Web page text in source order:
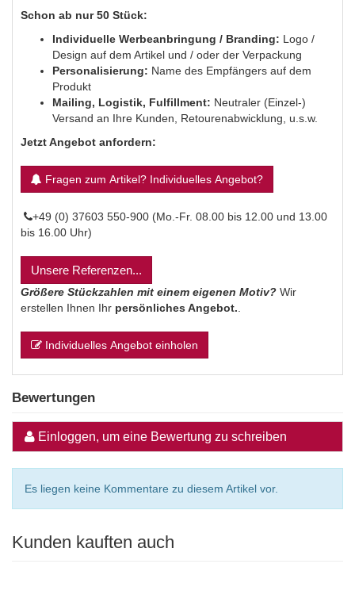
Schon ab nur 50 Stück:
Individuelle Werbeanbringung / Branding: Logo /
Design auf dem Artikel und / oder der Verpackung
Personalisierung: Name des Empfängers auf dem
Produkt
Mailing, Logistik, Fulfillment: Neutraler (Einzel-)
Versand an Ihre Kunden, Retourenabwicklung, u.s.w.
Jetzt Angebot anfordern:
Fragen zum Artikel? Individuelles Angebot?
+49 (0) 37603 550-900 (Mo.-Fr. 08.00 bis 12.00 und 13.00
bis 16.00 Uhr)
Unsere Referenzen...
Größere Stückzahlen mit einem eigenen Motiv? Wir
erstellen Ihnen Ihr persönliches Angebot.
Individuelles Angebot einholen
Bewertungen
Einloggen, um eine Bewertung zu schreiben
Es liegen keine Kommentare zu diesem Artikel vor.
Kunden kauften auch